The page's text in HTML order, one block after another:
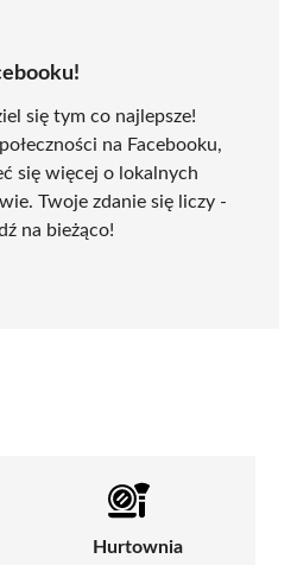
się tym co najlepsze!
na Facebooku,
się więcej o lokalnych
Twoje zdanie się liczy -
na bieżąco!
Hurtownia